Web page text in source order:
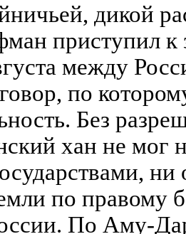
дикой
приступил
между
по
Без
хан не мог
по правому
По Аму-